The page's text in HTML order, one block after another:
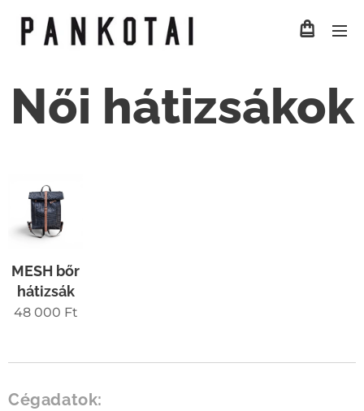
Női hátizsákok
MESH bőr
hátizsák
48 000 Ft
Cégadatok: